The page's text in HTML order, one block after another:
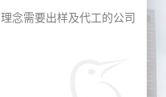
理念需要出样及代工的公司